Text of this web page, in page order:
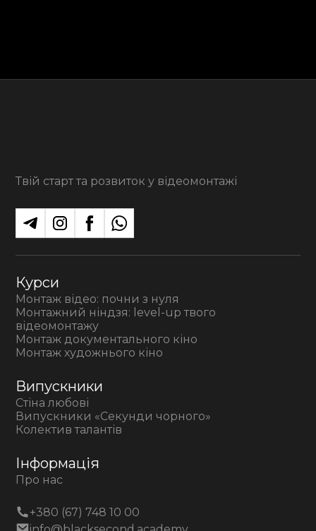
Твій старт та розвиток у відеомонтажі
Курси
Монтаж відео: почни з нуля
Монтажний ніндзя: level-up твого
відеомонтажу
Монтаж документального кіно
Монтаж художнього кіно
Випускники
Стіна любові
Випускники «Секунди чорного»
Колектив талантів
Інформація
Про нас
+380 (67) 748 10 00